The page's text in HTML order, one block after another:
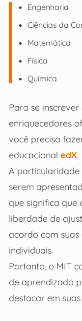
Engenharia
Ciências da
Matemática
Física
Química
Para se inscrever
enriquecedores
você precisa
educacional edX.
A particularidade
serem
que significa que
liberdade de
acordo com suas
individuais.
Portanto, o MIT
de aprendizado
destacar em